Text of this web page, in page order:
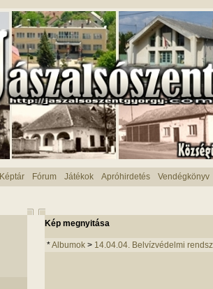
Képtár Fórum Játékok Apróhirdetés Vendégkönyv
Kép megnyitása
*Albumok > 14.04.04. Belvízvédelmi